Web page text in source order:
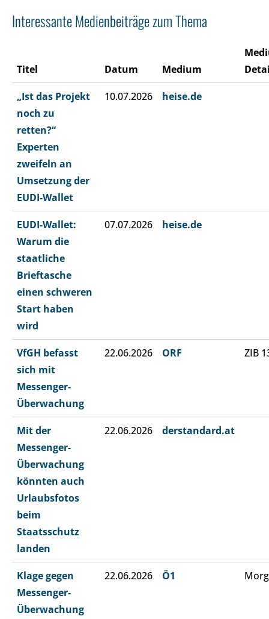
Interessante Medienbeiträge zum Thema
Titel Datum Medium
„Ist das Projekt
noch zu
retten?“
Experten
zweifeln an
Umsetzung der
EUDI-Wallet
10.07.2026 heise.de
EUDI-Wallet:
Warum die
staatliche
Brieftasche
einen schweren
Start haben
wird
07.07.2026 heise.de
VfGH befasst
sich mit
Messenger-
Überwachung
22.06.2026 ORF ZIB
Mit der
Messenger-
Überwachung
könnten auch
Urlaubsfotos
beim
Staatsschutz
landen
22.06.2026 derstandard.at
Klage gegen
Messenger-
Überwachung
22.06.2026 Ö1